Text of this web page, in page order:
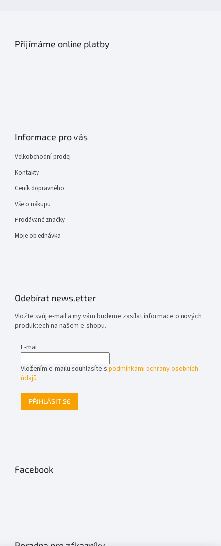
Přijímáme online platby
Informace pro vás
Velkobchodní prodej
Kontakty
Ceník dopravného
Vše o nákupu
Prodávané značky
Moje objednávka
Odebírat newsletter
Vložte svůj e-mail a my vám budeme zasílat informace o nových
produktech na našem e-shopu.
E-mail
Vložením e-mailu souhlasíte s podmínkami ochrany osobních
údajů
PŘIHLÁSIT SE
Facebook